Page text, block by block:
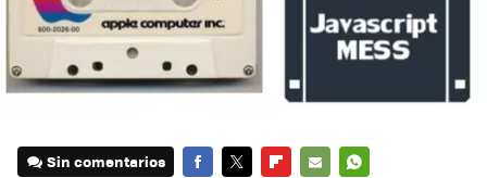
Sin comentarios